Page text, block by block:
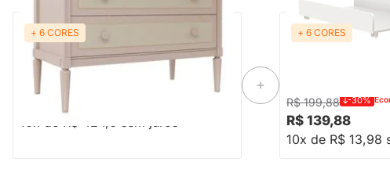
+ 6 CORES
Cômoda Natu 3 Gavetas - Palha Natural
e Rosa Old
R$ 4.246,00
10x de R$ 424,6 sem juros
+ 6 CORES
Trocador Theo -
R$ 199,88 -30%
R$ 139,88
10x de R$ 13,98